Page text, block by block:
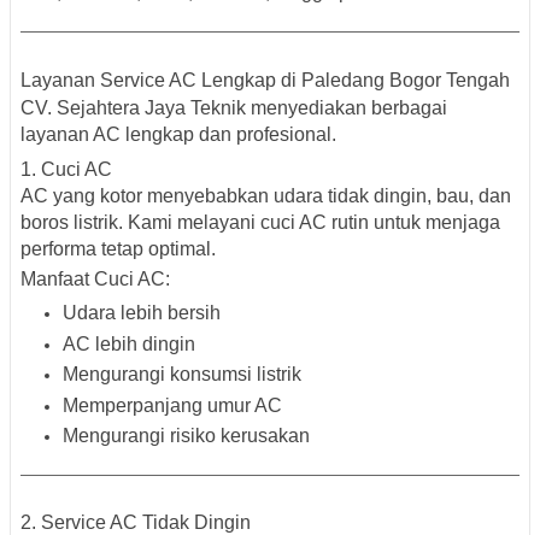
Layanan Service AC Lengkap di Paledang Bogor Tengah
CV. Sejahtera Jaya Teknik menyediakan berbagai
layanan AC lengkap dan profesional.
1. Cuci AC
AC yang kotor menyebabkan udara tidak dingin, bau, dan
boros listrik. Kami melayani cuci AC rutin untuk menjaga
performa tetap optimal.
Manfaat Cuci AC:
Udara lebih bersih
AC lebih dingin
Mengurangi konsumsi listrik
Memperpanjang umur AC
Mengurangi risiko kerusakan
2. Service AC Tidak Dingin